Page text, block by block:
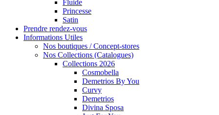
Fluide
Princesse
Satin
Prendre rendez-vous
Informations Utiles
Nos boutiques / Concept-stores
Nos Collections (Catalogues)
Collections 2026
Cosmobella
Demetrios By You
Curvy
Demetrios
Divina Sposa